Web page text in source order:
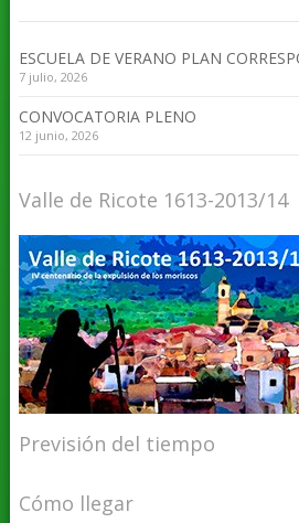
ESCUELA DE VERANO PLAN
7 julio, 2026
CONVOCATORIA PLENO
12 junio, 2026
Valle de Ricote 1613-2013/14
Previsión del tiempo
Cómo llegar